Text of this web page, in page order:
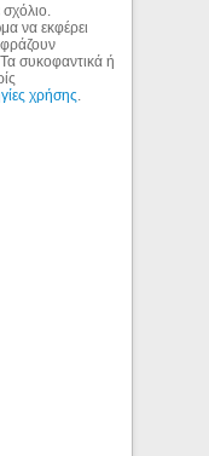
να εκφέρει
συκοφαντικά ή
χρήσης